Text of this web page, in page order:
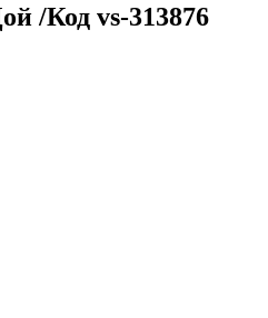
/Код vs-313876